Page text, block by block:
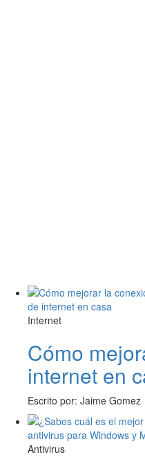
Internet
Cómo
internet en
Escrito por: Jaime
Antivirus